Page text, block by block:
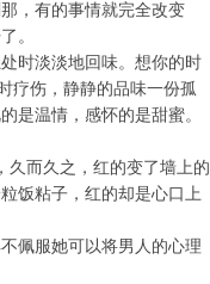
，有的事情就完全改变
。
时淡淡地回味。想你的时
疗伤，静静的品味一份孤
是温情，感怀的是甜蜜。
久而久之，红的变了墙上的
饭粘子，红的却是心口上
佩服她可以将男人的心理